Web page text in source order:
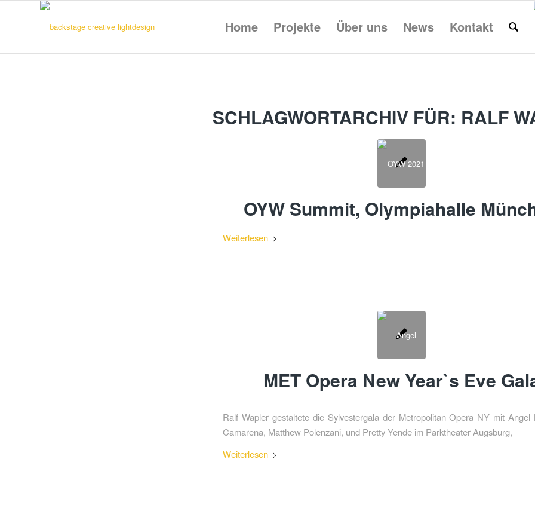
Home Projekte Über uns News Kontakt
SCHLAGWORTARCHIV FÜR: RALF
OYW Summit, Olympiahalle
Weiterlesen
MET Opera New Year`s Eve
Ralf Wapler gestaltete die Sylvestergala der Metropolitan Opera NY mit Angel
Camarena, Matthew Polenzani, und Pretty Yende im Parktheater Augsburg,
Weiterlesen